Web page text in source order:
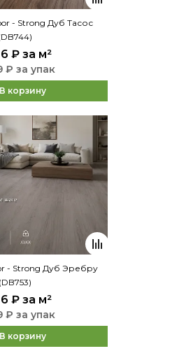
- Strong Дуб Тасос
₽за м²
₽ за упак
В корзину
- Strong Дуб Эребру
(DB753)
₽за м²
₽ за упак
В корзину